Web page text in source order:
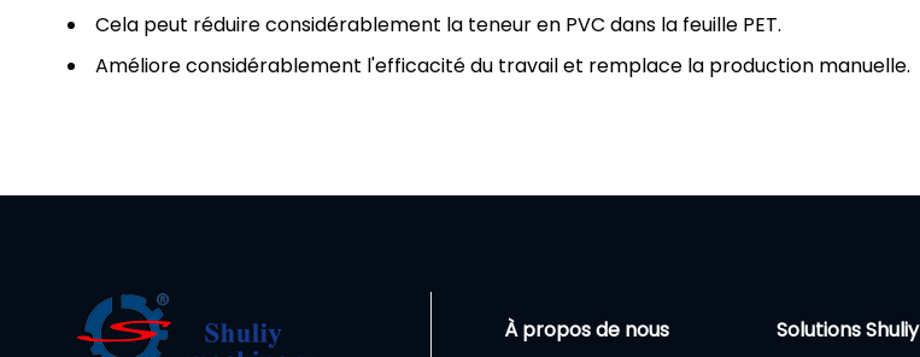
Cela peut réduire considérablement la teneur en PVC dans la feuille PET.
Améliore considérablement l'efficacité du travail et remplace la production manuelle.
À propos de nous Solutions Shuliy